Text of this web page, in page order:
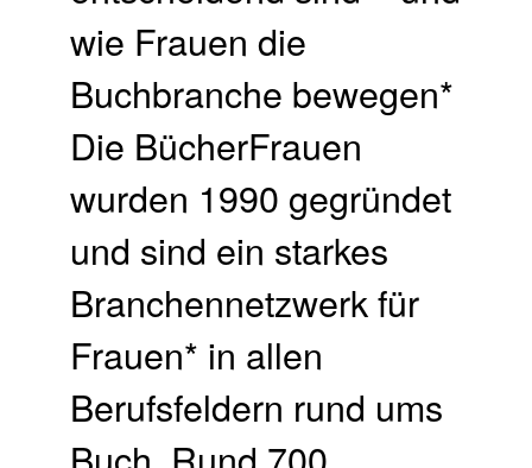
wie Frauen die
Buchbranche bewegen*
Die BücherFrauen
wurden 1990 gegründet
und sind ein starkes
Branchennetzwerk für
Frauen* in allen
Berufsfeldern rund ums